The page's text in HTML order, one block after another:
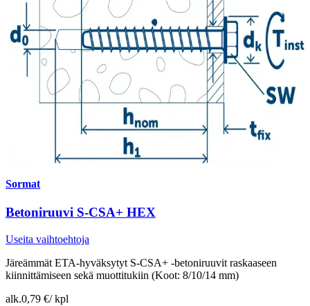
Sormat
Betoniruuvi S-CSA+ HEX
Useita vaihtoehtoja
Järeämmät ETA-hyväksytyt S-CSA+ -betoniruuvit raskaaseen
kiinnittämiseen sekä muottitukiin (Koot: 8/10/14 mm)
alk.0,79 €/ kpl